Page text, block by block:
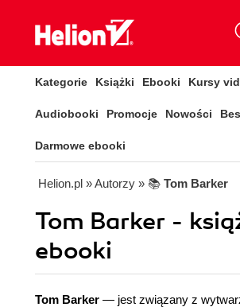
Kategorie Książki Ebooki Kursy
Audiobooki Promocje Nowości
Darmowe ebooki
Helion.pl » Autorzy » 📚 Tom Barker
Tom Barker -
ebooki
Tom Barker — jest związany z